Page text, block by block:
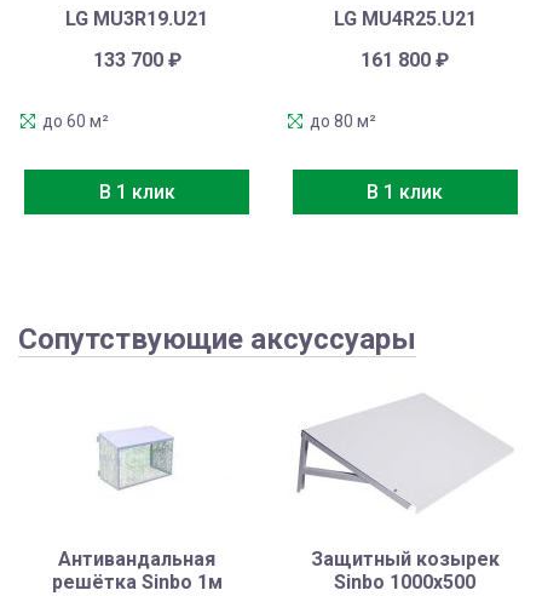
LG MU3R19.U21
133 700 ₽
до 60 м²
В 1 клик
LG MU4R25.U21
161 800₽
до 80 м²
В 1 клик
Сопутствующие аксуссуары
Антивандальная
решётка Sinbo 1м
Защитный козырек
Sinbo 1000х500